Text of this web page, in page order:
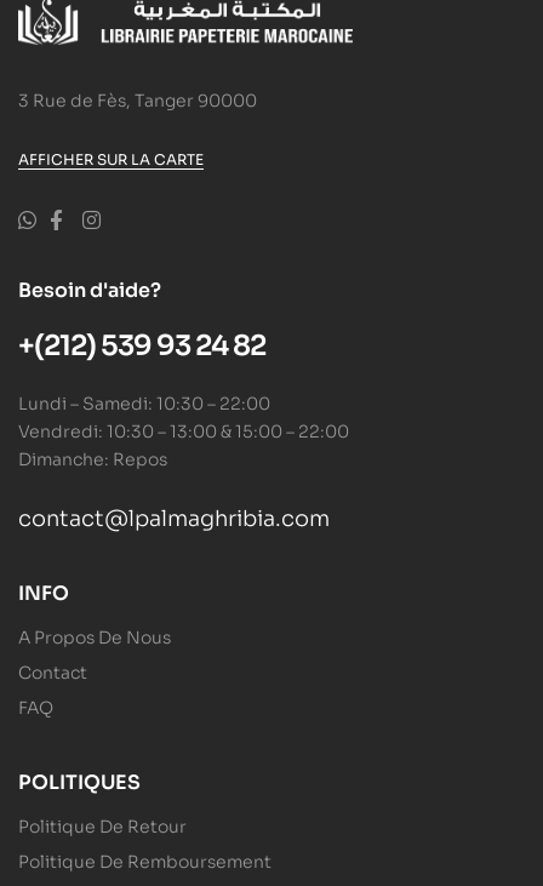
3 Rue de Fès, Tanger 90000
AFFICHER SUR LA CARTE
Besoin d'aide?
+(212) 539 93 24 82
Lundi – Samedi: 10:30 – 22:00
Vendredi: 10:30 – 13:00 & 15:00 – 22:00
Dimanche: Repos
contact@lpalmaghribia.com
INFO
A Propos De Nous
Contact
FAQ
POLITIQUES
Politique De Retour
Politique De Remboursement